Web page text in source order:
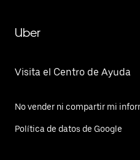
Uber
Visita el Centro de Ayuda
No vender ni compartir mi
Política de datos de Google